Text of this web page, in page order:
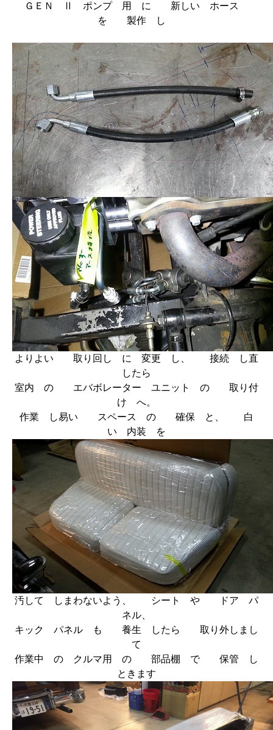
ＧＥＮ Ⅱ ポンプ 用 に 新しい ホース
を 製作 し
よりよい 取り回し に 変更 し、 接続 し直
したら
室内 の エバボレーター ユニット の 取り付
け へ。
作業 し易い スペース の 確保 と、 白
い 内装 を
汚して しまわないよう、 シート や ドア パ
ネル、
キック パネル も 養生 したら 取り外しまし
て
作業中 の クルマ用 の 部品棚 で 保管 し
ときます